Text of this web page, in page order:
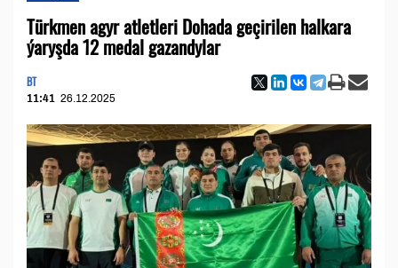
Türkmen agyr atletleri Dohada geçirilen halkara
ýaryşda 12 medal gazandylar
BT
11:41 26.12.2025